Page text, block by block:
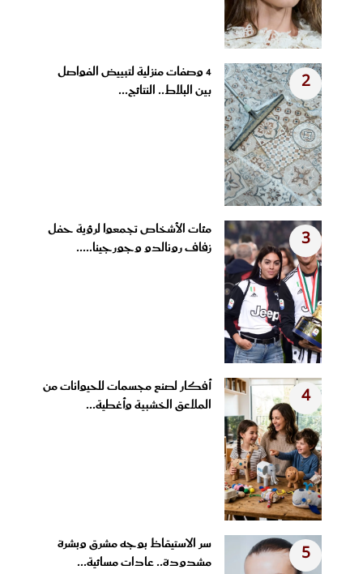
2
4 وصفات منزلية لتبييض الفواصل
بين البلاط.. النتائج...
3
مئات الأشخاص تجمعوا لرؤية حفل
زفاف رونالدو وجورجينا.....
4
أفكار لصنع مجسمات للحيوانات من
الملاعق الخشبية وأغطية...
5
سر الاستيقاظ بوجه مشرق وبشرة
مشدودة.. عادات مسائية...